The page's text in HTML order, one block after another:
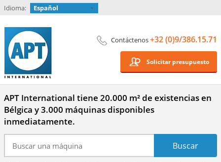
Idioma: Español
Contáctenos+32 (0)9/386.15.71
Solicitar presupuesto
APT International tiene 20.000 m² de existencias en
Bélgica y 3.000 máquinas disponibles
inmediatamente.